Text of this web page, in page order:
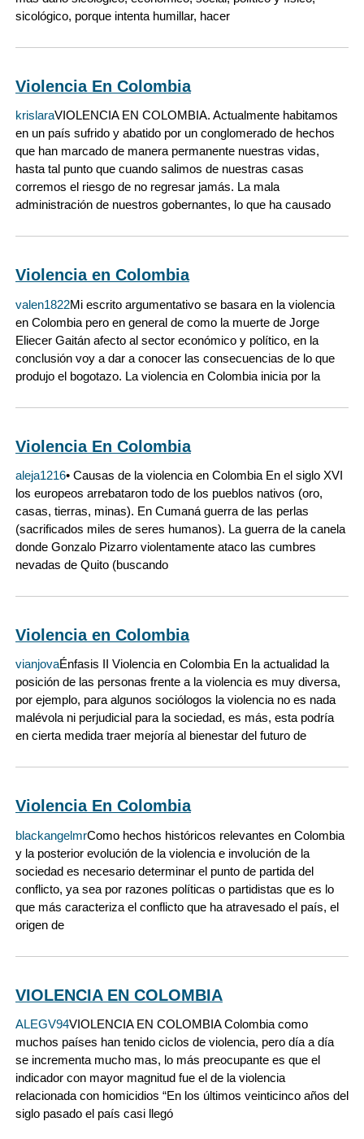
sicológico, porque intenta humillar, hacer
Violencia En Colombia
krislaraVIOLENCIA EN COLOMBIA. Actualmente habitamos
en un país sufrido y abatido por un conglomerado de hechos
que han marcado de manera permanente nuestras vidas,
hasta tal punto que cuando salimos de nuestras casas
corremos el riesgo de no regresar jamás. La mala
administración de nuestros gobernantes, lo que ha causado
Violencia en Colombia
valen1822Mi escrito argumentativo se basara en la violencia
en Colombia pero en general de como la muerte de Jorge
Eliecer Gaitán afecto al sector económico y político, en la
conclusión voy a dar a conocer las consecuencias de lo que
produjo el bogotazo. La violencia en Colombia inicia por la
Violencia En Colombia
aleja1216• Causas de la violencia en Colombia En el siglo XVI
los europeos arrebataron todo de los pueblos nativos (oro,
casas, tierras, minas). En Cumaná guerra de las perlas
(sacrificados miles de seres humanos). La guerra de la canela
donde Gonzalo Pizarro violentamente ataco las cumbres
nevadas de Quito (buscando
Violencia en Colombia
vianjovaÉnfasis II Violencia en Colombia En la actualidad la
posición de las personas frente a la violencia es muy diversa,
por ejemplo, para algunos sociólogos la violencia no es nada
malévola ni perjudicial para la sociedad, es más, esta podría
en cierta medida traer mejoría al bienestar del futuro de
Violencia En Colombia
blackangelmrComo hechos históricos relevantes en Colombia
y la posterior evolución de la violencia e involución de la
sociedad es necesario determinar el punto de partida del
conflicto, ya sea por razones políticas o partidistas que es lo
que más caracteriza el conflicto que ha atravesado el país, el
origen de
VIOLENCIA EN COLOMBIA
ALEGV94VIOLENCIA EN COLOMBIA Colombia como
muchos países han tenido ciclos de violencia, pero día a día
se incrementa mucho mas, lo más preocupante es que el
indicador con mayor magnitud fue el de la violencia
relacionada con homicidios “En los últimos veinticinco años del
siglo pasado el país casi llegó